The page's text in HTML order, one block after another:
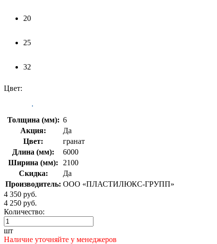
20
25
32
Цвет:
Толщина (мм): 6
Акция:
Да
Цвет:
гранат
Длина (мм):
6000
Ширина (мм):
2100
Скидка:
Да
Производитель: ООО «ПЛАСТИЛЮКС-ГРУПП»
4 350 руб.
4 250 руб.
Количество:
шт
Наличие уточняйте у менеджеров